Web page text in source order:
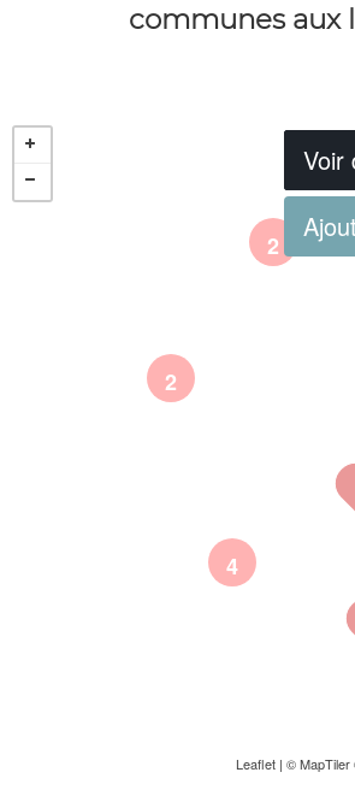
communes aux
2
4
2
Voir
Leaflet | © MapTiler